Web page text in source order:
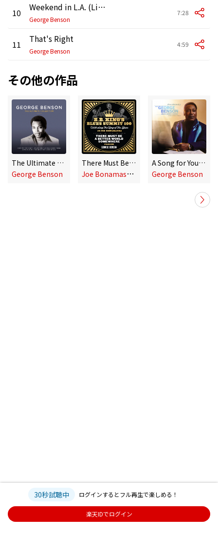
10 Weekend in L.A. (Live)
George Benson
7:28
11 That's Right
George Benson
4:59
その他の作品
The Ultimate Collection
George Benson
There Must Be A Better World Somewhere
J
oe Bonamassa,George Benson
A Song for You (feat. The Robert Farnon Orchestra)
George Benson
30秒試聴中 ログインするとフル再生で楽しめる！
楽天IDでログイン